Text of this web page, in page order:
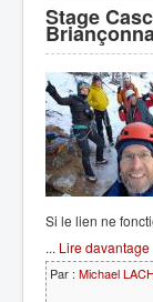
Stage
Si le lien ne
... Lire davantage
Par : Michael